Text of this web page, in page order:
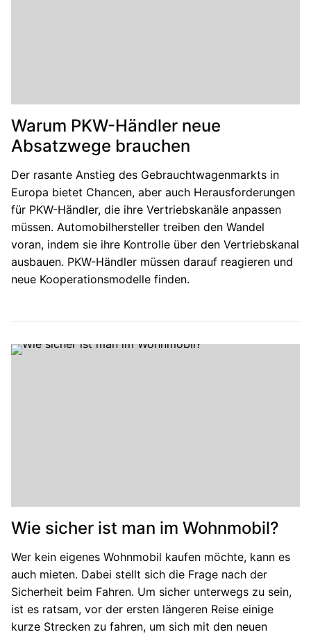
Warum PKW-Händler neue
Absatzwege brauchen
Der rasante Anstieg des Gebrauchtwagenmarkts in
Europa bietet Chancen, aber auch Herausforderungen
für PKW-Händler, die ihre Vertriebskanäle anpassen
müssen. Automobilhersteller treiben den Wandel
voran, indem sie ihre Kontrolle über den Vertriebskanal
ausbauen. PKW-Händler müssen darauf reagieren und
neue Kooperationsmodelle finden.
Wie sicher ist man im Wohnmobil?
Wer kein eigenes Wohnmobil kaufen möchte, kann es
auch mieten. Dabei stellt sich die Frage nach der
Sicherheit beim Fahren. Um sicher unterwegs zu sein,
ist es ratsam, vor der ersten längeren Reise einige
kurze Strecken zu fahren, um sich mit den neuen